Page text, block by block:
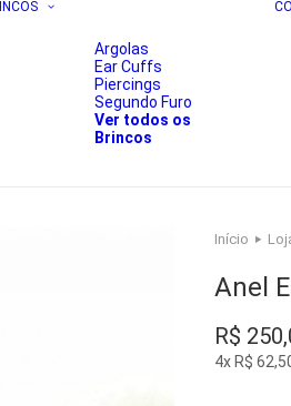
Argolas
Ear Cuffs
Piercings
Segundo Furo
Ver todos os
Brincos
Início
Anel
R$
4x R$